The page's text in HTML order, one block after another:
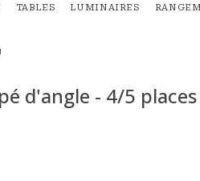
TABLES LUMINAIRES
d'angle - 4/5